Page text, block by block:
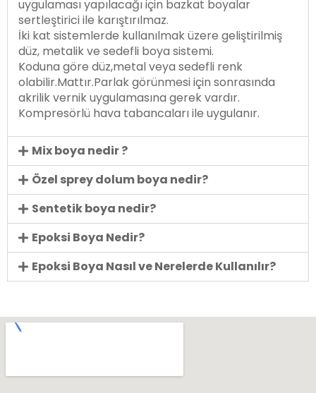
uygulaması yapılacağı için bazkat boyalar
sertleştirici ile karıştırılmaz.
İki kat sistemlerde kullanılmak üzere geliştirilmiş
düz, metalik ve sedefli boya sistemi.
Koduna göre düz,metal veya sedefli renk
olabilir.Mattır.Parlak görünmesi için sonrasında
akrilik vernik uygulamasına gerek vardır.
Kompresörlü hava tabancaları ile uygulanır.
Mix boya nedir ?
Özel sprey dolum boya nedir?
Sentetik boya nedir?
Epoksi Boya Nedir?
Epoksi Boya Nasıl ve Nerelerde Kullanılır?